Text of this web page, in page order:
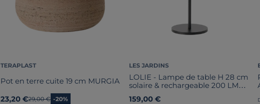
TERAPLAST
Pot en terre cuite 19 cm MURGIA
23,20 €Ancien prix
29,00 € -20%
LES JARDINS
LOLIE - Lampe de table H 28 cm
solaire & rechargeable 200 LM
159,00 €